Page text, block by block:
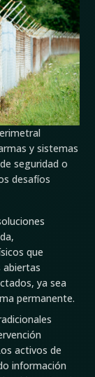
y sistemas
seguridad o
desafíos
que
abiertas
ya sea
permanente.
activos de
información